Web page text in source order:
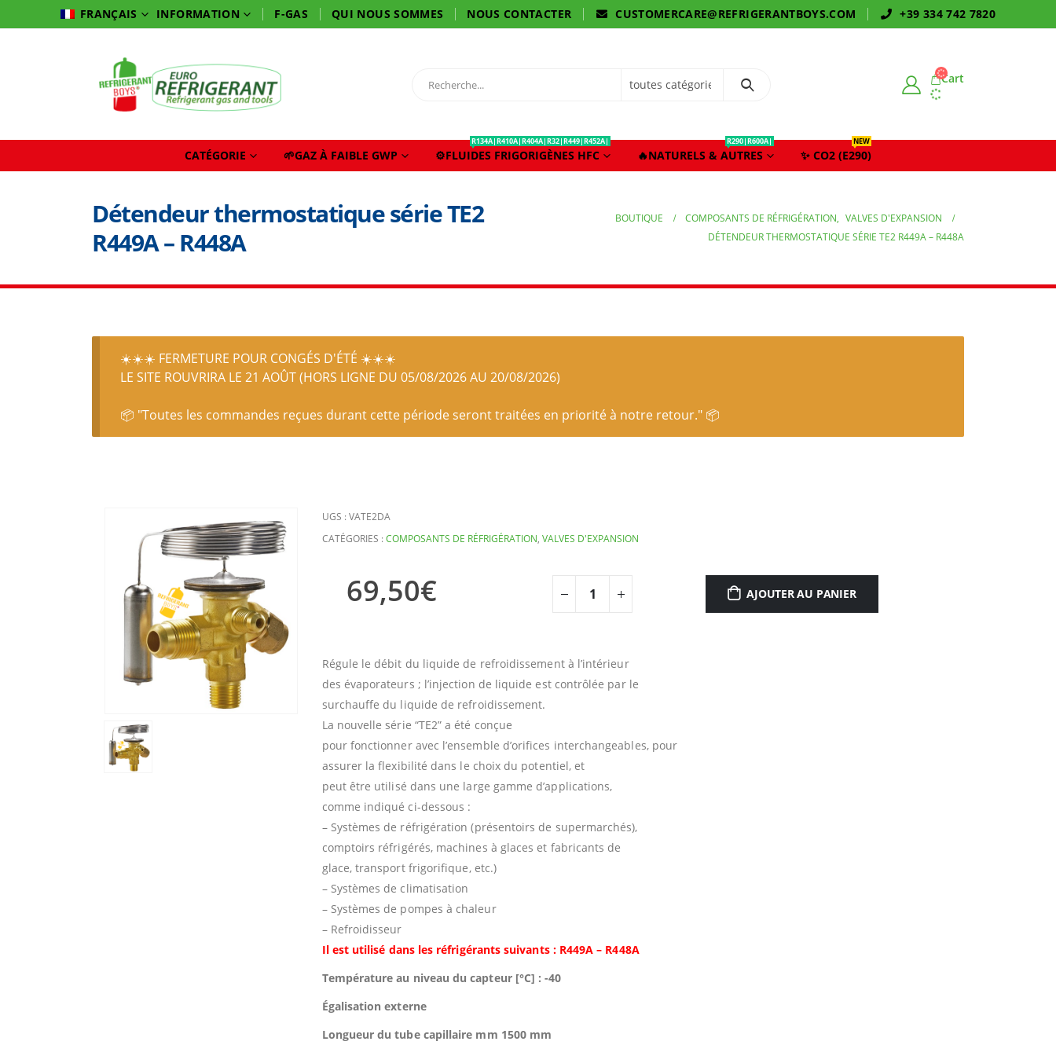
FRANÇAIS INFORMATION F-GAS QUI NOUS SOMMES NOUS CONTACTER CUSTOMERCARE@REFRIGERANTBOYS.COM +39 334 742 7820
Cart
CATÉGORIE 🌱GAZ À FAIBLE GWP ⚙️FLUIDES FRIGORIGÈNES HFC
R134A|R410A|R404A|R32|R449|R452A|
🔥NATURELS & AUTRES
R290|R600A|
✨ CO2 (E290)
NEW
Détendeur thermostatique série TE2
R449A – R448A
BOUTIQUE COMPOSANTS DE RÉFRIGÉRATION, VALVES D'EXPANSION
DÉTENDEUR THERMOSTATIQUE SÉRIE TE2 R449A – R448A
☀️☀️☀️ FERMETURE POUR CONGÉS D'ÉTÉ ☀️☀️☀️
LE SITE ROUVRIRA LE 21 AOÛT (HORS LIGNE DU 05/08/2026 AU 20/08/2026)
📦 "Toutes les commandes reçues durant cette période seront traitées en priorité à notre retour." 📦
UGS :VATE2DA
CATÉGORIES :COMPOSANTS DE RÉFRIGÉRATION, VALVES D'EXPANSION
69,50€ AJOUTER AU PANIER
Régule le débit du liquide de refroidissement à l’intérieur
des évaporateurs ; l’injection de liquide est contrôlée par le
surchauffe du liquide de refroidissement.
La nouvelle série “TE2” a été conçue
pour fonctionner avec l’ensemble d’orifices interchangeables, pour
assurer la flexibilité dans le choix du potentiel, et
peut être utilisé dans une large gamme d’applications,
comme indiqué ci-dessous :
– Systèmes de réfrigération (présentoirs de supermarchés),
comptoirs réfrigérés, machines à glaces et fabricants de
glace, transport frigorifique, etc.)
– Systèmes de climatisation
– Systèmes de pompes à chaleur
– Refroidisseur
Il est utilisé dans les réfrigérants suivants : R449A – R448A
Température au niveau du capteur [°C] : -40
Égalisation externe
Longueur du tube capillaire mm 1500 mm